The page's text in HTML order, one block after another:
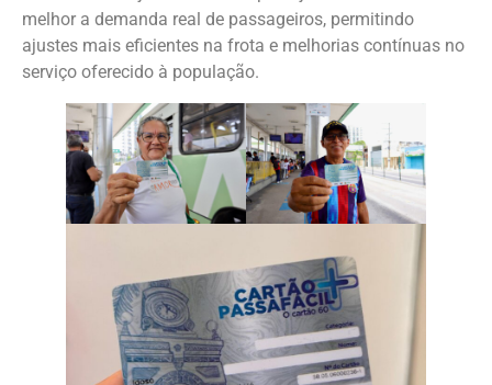
melhor a demanda real de passageiros, permitindo
ajustes mais eficientes na frota e melhorias contínuas no
serviço oferecido à população.